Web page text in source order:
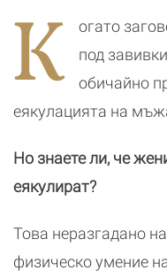
К
огато
под
обичайно
еякулацията на
Но знаете ли, че
еякулират?
Това неразгадано
физическо умение